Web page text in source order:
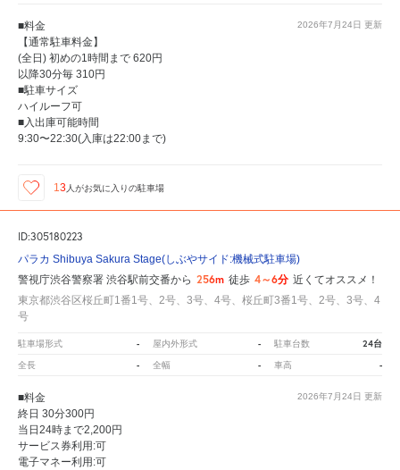
2026年7月24日 更新
■料金
【通常駐車料金】
(全日) 初めの1時間まで 620円
以降30分毎 310円
■駐車サイズ
ハイルーフ可
■入出庫可能時間
9:30〜22:30(入庫は22:00まで)
13人がお気に入りの駐車場
ID:305180223
パラカ Shibuya Sakura Stage(しぶやサイド:機械式駐車場)
警視庁渋谷警察署 渋谷駅前交番から 256m 徒歩 4～6分 近くてオススメ！
東京都渋谷区桜丘町1番1号、2号、3号、4号、桜丘町3番1号、2号、3号、4
号
駐車場形式 - 屋内外形式 - 駐車台数 24台
全長 - 全幅 - 車高 -
2026年7月24日 更新
■料金
終日 30分300円
当日24時まで2,200円
サービス券利用:可
電子マネー利用:可